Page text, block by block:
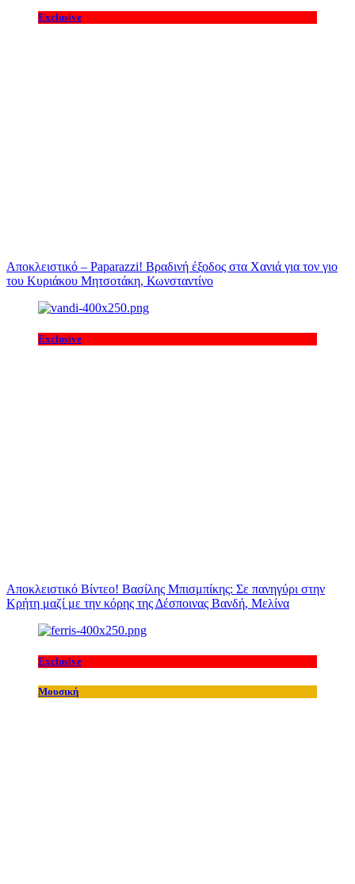
Exclusive
Αποκλειστικό – Paparazzi! Βραδινή έξοδος στα Χανιά για τον γιο
του Κυριάκου Μητσοτάκη, Κωνσταντίνο
Exclusive
Αποκλειστικό Βίντεο! Βασίλης Μπισμπίκης: Σε πανηγύρι στην
Κρήτη μαζί με την κόρης της Δέσποινας Βανδή, Μελίνα
Exclusive
Μουσική